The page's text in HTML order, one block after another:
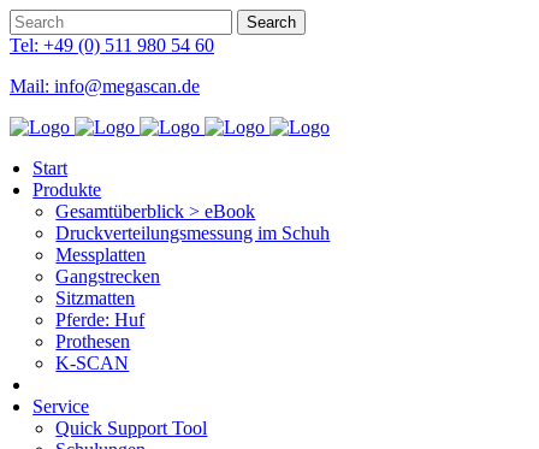
Tel: +49 (0) 511 980 54 60
Mail: info@megascan.de
Start
Produkte
Gesamtüberblick > eBook
Druckverteilungsmessung im Schuh
Messplatten
Gangstrecken
Sitzmatten
Pferde: Huf
Prothesen
K-SCAN
Service
Quick Support Tool